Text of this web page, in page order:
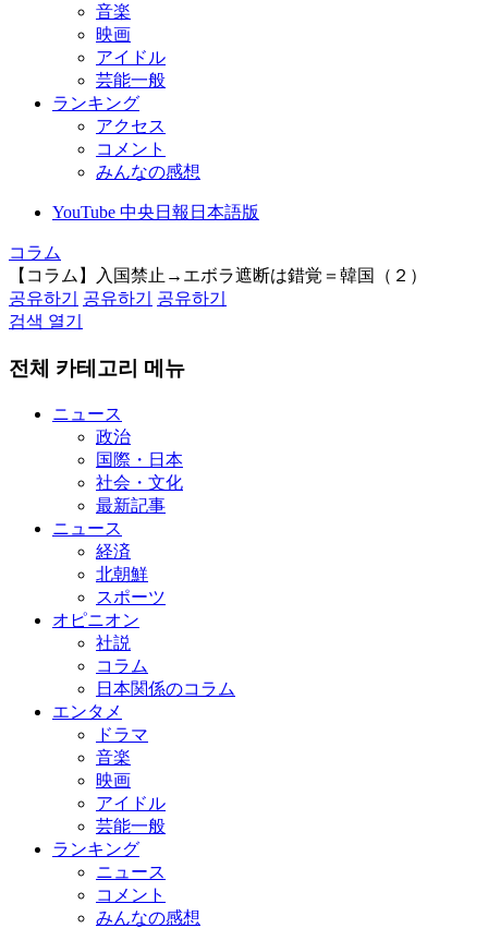
音楽
映画
アイドル
芸能一般
ランキング
アクセス
コメント
みんなの感想
YouTube 中央日報日本語版
コラム
【コラム】入国禁止→エボラ遮断は錯覚＝韓国（２）
공유하기
공유하기
공유하기
검색 열기
전체 카테고리 메뉴
ニュース
政治
国際・日本
社会・文化
最新記事
ニュース
経済
北朝鮮
スポーツ
オピニオン
社説
コラム
日本関係のコラム
エンタメ
ドラマ
音楽
映画
アイドル
芸能一般
ランキング
ニュース
コメント
みんなの感想